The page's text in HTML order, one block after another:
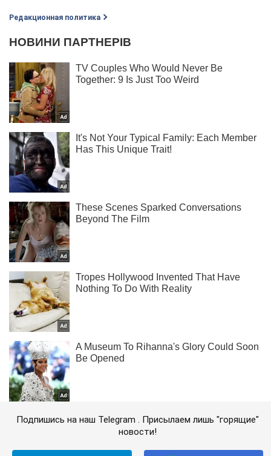
Редакционная политика
Подпишись на наш Telegram . Присылаем лишь "горящие"
новости!